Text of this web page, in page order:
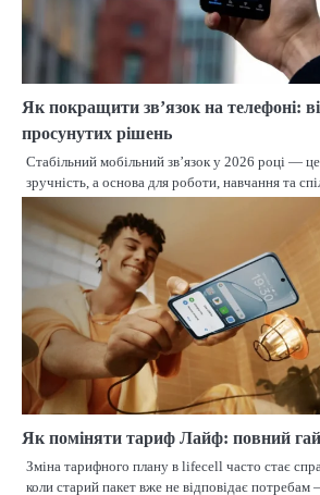
Як покращити зв’язок на телефоні:
просунутих рішень
Стабільний мобільний зв’язок у 2026 році —
зручність, а основа для роботи, навчання та
Як поміняти тариф Лайф: повний
Зміна тарифного плану в lifecell часто стає
коли старий пакет вже не відповідає потребам